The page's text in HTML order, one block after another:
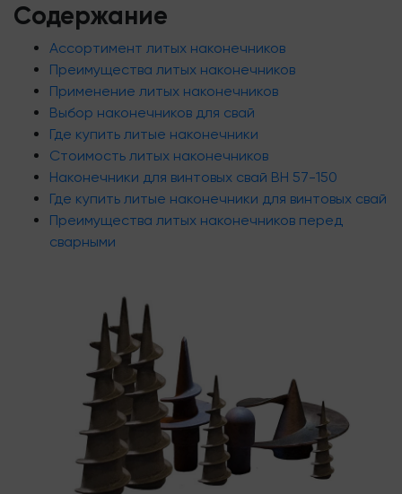
Содержание
Ассортимент литых наконечников
Преимущества литых наконечников
Применение литых наконечников
Выбор наконечников для свай
Где купить литые наконечники
Стоимость литых наконечников
Наконечники для винтовых свай ВН 57-150
Где купить литые наконечники для винтовых свай
Преимущества литых наконечников перед
сварными